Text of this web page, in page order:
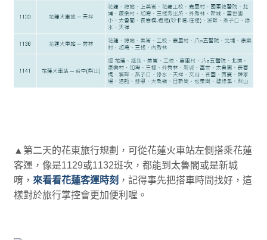
▲第二天的花東旅行規劃，可從花蓮火車站左側搭乘花蓮
客運，像是1129或1132班次，都能到太魯閣或是新城
唷， 來看看花蓮客運時刻 ，記得事先把搭車時間找好，這
樣對於旅行掌控會更加便利喔。